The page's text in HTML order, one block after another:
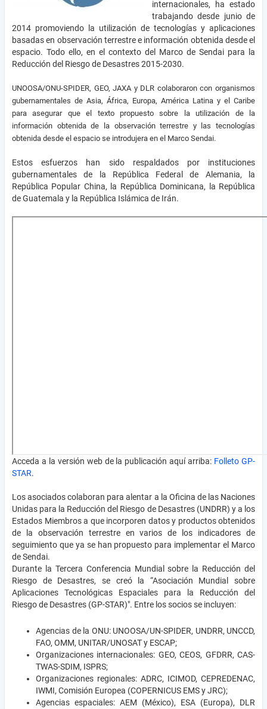
internacionales, ha estado
trabajando desde junio de
2014 promoviendo la utilización de tecnologías y aplicaciones
basadas en observación terrestre e información obtenida desde el
espacio. Todo ello, en el contexto del Marco de Sendai para la
Reducción del Riesgo de Desastres 2015-2030.
UNOOSA/ONU-SPIDER, GEO, JAXA y DLR colaboraron con organismos
gubernamentales de Asia, África, Europa, América Latina y el Caribe
para asegurar que el texto propuesto sobre la utilización de la
información obtenida de la observación terrestre y las tecnologías
obtenida desde el espacio se introdujera en el Marco Sendai.
Estos esfuerzos han sido respaldados por instituciones
gubernamentales de la República Federal de Alemania, la
República Popular China, la República Dominicana, la República
de Guatemala y la República Islámica de Irán.
Acceda a la versión web de la publicación aquí arriba: Folleto GP-
STAR.
Los asociados colaboran para alentar a la Oficina de las Naciones
Unidas para la Reducción del Riesgo de Desastres (UNDRR) y a los
Estados Miembros a que incorporen datos y productos obtenidos
de la observación terrestre en varios de los indicadores de
seguimiento que ya se han propuesto para implementar el Marco
de Sendai.
Durante la Tercera Conferencia Mundial sobre la Reducción del
Riesgo de Desastres, se creó la “Asociación Mundial sobre
Aplicaciones Tecnológicas Espaciales para la Reducción del
Riesgo de Desastres (GP-STAR)". Entre los socios se incluyen:
Agencias de la ONU: UNOOSA/UN-SPIDER, UNDRR, UNCCD,
FAO, OMM, UNITAR/UNOSAT y ESCAP;
Organizaciones internacionales: GEO, CEOS, GFDRR, CAS-
TWAS-SDIM, ISPRS;
Organizaciones regionales: ADRC, ICIMOD, CEPREDENAC,
IWMI, Comisión Europea (COPERNICUS EMS y JRC);
Agencias espaciales: AEM (México), ESA (Europa), DLR